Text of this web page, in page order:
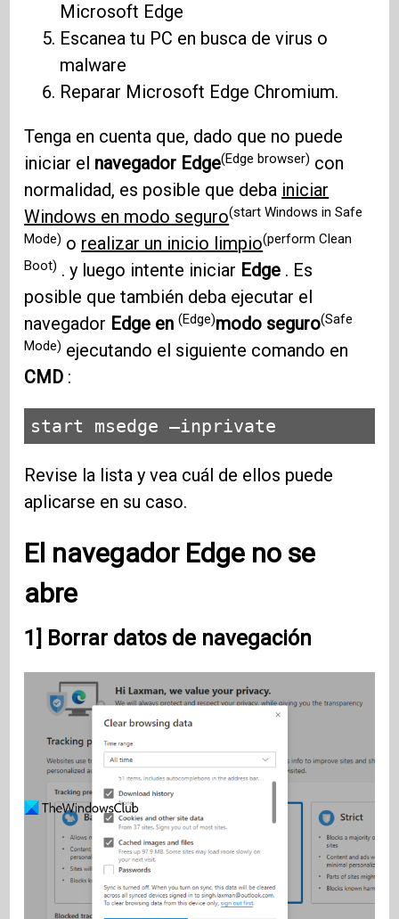
Microsoft Edge
Escanea tu PC en busca de virus o
malware
Reparar Microsoft Edge Chromium.
Tenga en cuenta que, dado que no puede
iniciar el navegador Edge(Edge browser) con
normalidad, es posible que deba iniciar
Windows en modo seguro(start Windows in Safe
Mode) o realizar un inicio limpio(perform Clean
Boot) . y luego intente iniciar Edge . Es
posible que también deba ejecutar el
navegador Edge en(Edge)modo seguro(Safe
Mode) ejecutando el siguiente comando en
CMD :
start msedge –inprivate
Revise la lista y vea cuál de ellos puede
aplicarse en su caso.
El navegador Edge no se
abre
1] Borrar datos de navegación